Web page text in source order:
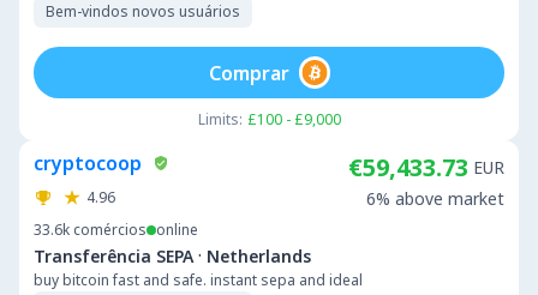
Bem-vindos novos usuários
Limits: £100 - £9,000
Comprar
cryptocoop
4.96
33.6k comércios online
Transferência SEPA · Netherlands
buy bitcoin fast and safe. instant sepa and ideal
€59,433.73 EUR
6% above market